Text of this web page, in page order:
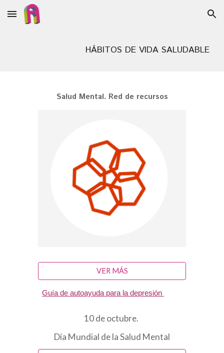
Skip to main content Skip to navigation
HÁBITOS DE VIDA SALUDABLE
Salud Mental. Red de recursos
VER MÁS
Guía de autoayuda para la depresión
10 de octubre.
Día Mundial de la Salud Mental